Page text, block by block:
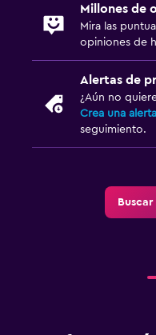
Millones de
Mira las
opiniones de
Alertas de
¿Aún no
Crea una
seguimiento.